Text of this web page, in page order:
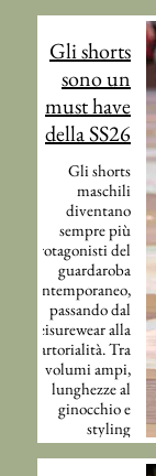
Gli shorts
sono un
must have
della SS26
Gli shorts
maschili
diventano
sempre più
protagonisti del
guardaroba
contemporaneo,
passando dal
leisurewear alla
sartorialità. Tra
volumi ampi,
lunghezze al
ginocchio e
styling
sofisticati,